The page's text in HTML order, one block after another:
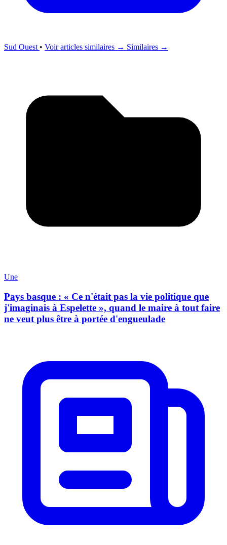
Sud Ouest • Voir articles similaires → Similaires →
Une
Pays basque : « Ce n'était pas la vie politique que
j'imaginais à Espelette », quand le maire à tout faire
ne veut plus être à portée d'engueulade